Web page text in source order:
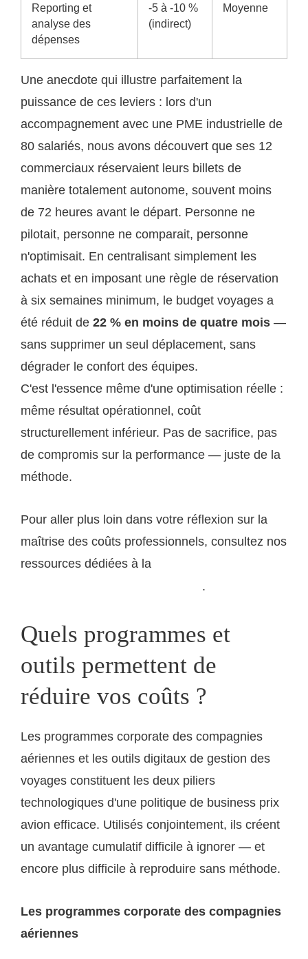
Reporting et
analyse des
dépenses
-5 à -10 %
(indirect)
Moyenne
Une anecdote qui illustre parfaitement la
puissance de ces leviers : lors d'un
accompagnement avec une PME industrielle de
80 salariés, nous avons découvert que ses 12
commerciaux réservaient leurs billets de
manière totalement autonome, souvent moins
de 72 heures avant le départ. Personne ne
pilotait, personne ne comparait, personne
n'optimisait. En centralisant simplement les
achats et en imposant une règle de réservation
à six semaines minimum, le budget voyages a
été réduit de 22 % en moins de quatre mois —
sans supprimer un seul déplacement, sans
dégrader le confort des équipes.
C'est l'essence même d'une optimisation réelle :
même résultat opérationnel, coût
structurellement inférieur. Pas de sacrifice, pas
de compromis sur la performance — juste de la
méthode.
Pour aller plus loin dans votre réflexion sur la
maîtrise des coûts professionnels, consultez nos
ressources dédiées à la
.
Quels programmes et
outils permettent de
réduire vos coûts ?
Les programmes corporate des compagnies
aériennes et les outils digitaux de gestion des
voyages constituent les deux piliers
technologiques d'une politique de business prix
avion efficace. Utilisés conjointement, ils créent
un avantage cumulatif difficile à ignorer — et
encore plus difficile à reproduire sans méthode.
Les programmes corporate des compagnies
aériennes